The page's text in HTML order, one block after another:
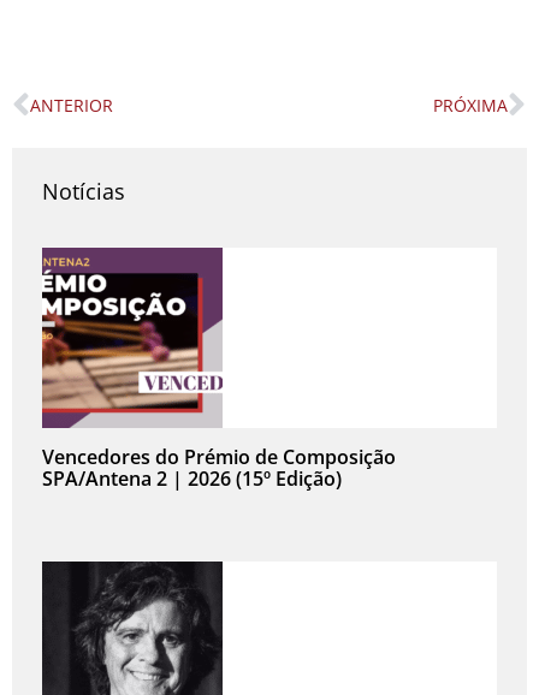
Prev
ANTERIOR PRÓXIMA
Notícias
Vencedores do Prémio de Composição
SPA/Antena 2 | 2026 (15º Edição)